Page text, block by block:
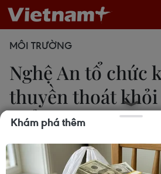
MÔI TRƯỜNG
Nghệ An tổ chức
thuyền thoát
hiểm
Nguyễn Văn Nhật
15/07/2023 14:42
Khám phá thêm